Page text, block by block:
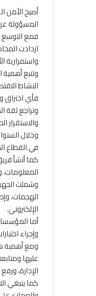
أصبح الأمن
المسؤولة
فمع التوسع
ازدادت
واستمرارية
وتنبع
النشاط
فأي اختراق
وتراجع ثقة
والاستقرار
وخلال
في القطاع
كما أنشأ
وشملت
الهجمات،
الإلكتروني.
أما
وإجراء
ومع أهمية
عليها
الإدارة،
كما ينبغي